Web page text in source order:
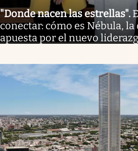
"Donde nacen las estrellas".
conectar: cómo es Nébula,
apuesta por el nuevo